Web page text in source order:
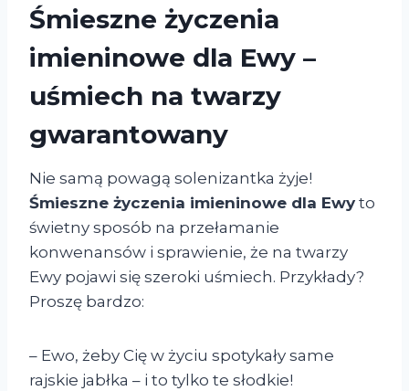
Śmieszne życzenia
imieninowe dla Ewy –
uśmiech na twarzy
gwarantowany
Nie samą powagą solenizantka żyje!
Śmieszne życzenia imieninowe dla Ewy to
świetny sposób na przełamanie
konwenansów i sprawienie, że na twarzy
Ewy pojawi się szeroki uśmiech. Przykłady?
Proszę bardzo:
– Ewo, żeby Cię w życiu spotykały same
rajskie jabłka – i to tylko te słodkie!